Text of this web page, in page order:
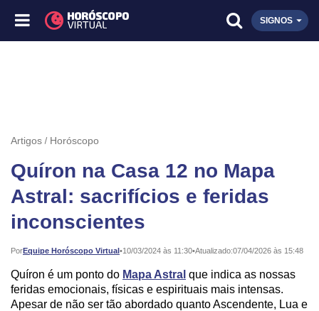
SIGNOS
Artigos Horóscopo
Quíron na Casa 12 no Mapa
Astral: sacrifícios e feridas
inconscientes
PorEquipe Horóscopo Virtual•
Publicado: 10/03/2024 às 11:30•Atualizado:07/04/2026 às 15:48
Quíron é um ponto do Mapa Astral que indica as nossas
feridas emocionais, físicas e espirituais mais intensas.
Apesar de não ser tão abordado quanto Ascendente, Lua e